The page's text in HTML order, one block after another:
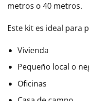
metros o 40 metros.
Este kit es ideal para
Vivienda
Pequeño local o
Oficinas